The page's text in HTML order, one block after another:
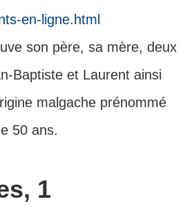
en-ligne.html
son père, sa mère, deux
Baptiste et Laurent ainsi
malgache prénommé
50 ans.
1